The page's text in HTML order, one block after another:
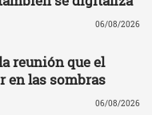
06/08/2026
reunión que el
en las sombras
06/08/2026